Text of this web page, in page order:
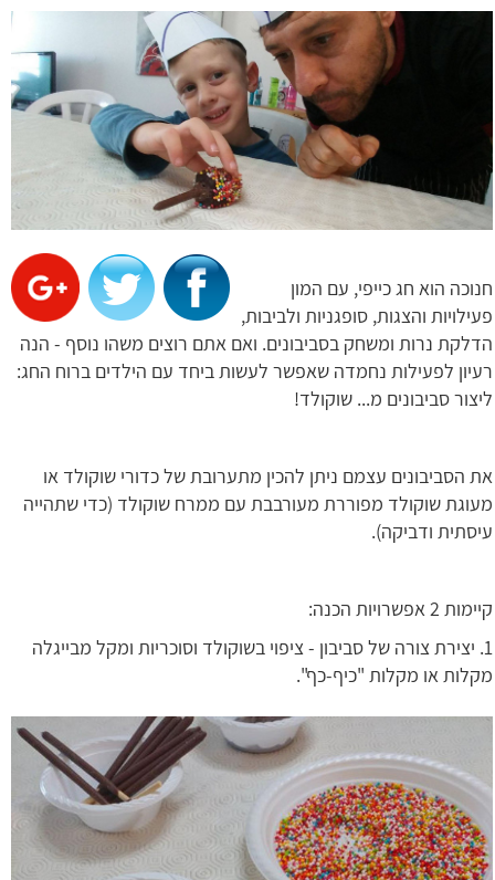
חנוכה הוא חג כייפי, עם המון
פעילויות והצגות, סופגניות ולביבות,
הדלקת נרות ומשחק בסביבונים. ואם אתם רוצים משהו נוסף - הנה
רעיון לפעילות נחמדה שאפשר לעשות ביחד עם הילדים ברוח החג:
ליצור סביבונים מ... שוקולד!
את הסביבונים עצמם ניתן להכין מתערובת של כדורי שוקולד או
מעוגת שוקולד מפוררת מעורבבת עם ממרח שוקולד (כדי שתהייה
עיסתית ודביקה).
קיימות 2 אפשרויות הכנה:
1. יצירת צורה של סביבון - ציפוי בשוקולד וסוכריות ומקל מבייגלה
מקלות או מקלות "כיף-כף".